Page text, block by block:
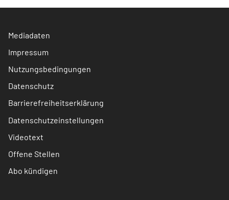
Mediadaten
Impressum
Nutzungsbedingungen
Datenschutz
Barrierefreiheitserklärung
Datenschutzeinstellungen
Videotext
Offene Stellen
Abo kündigen